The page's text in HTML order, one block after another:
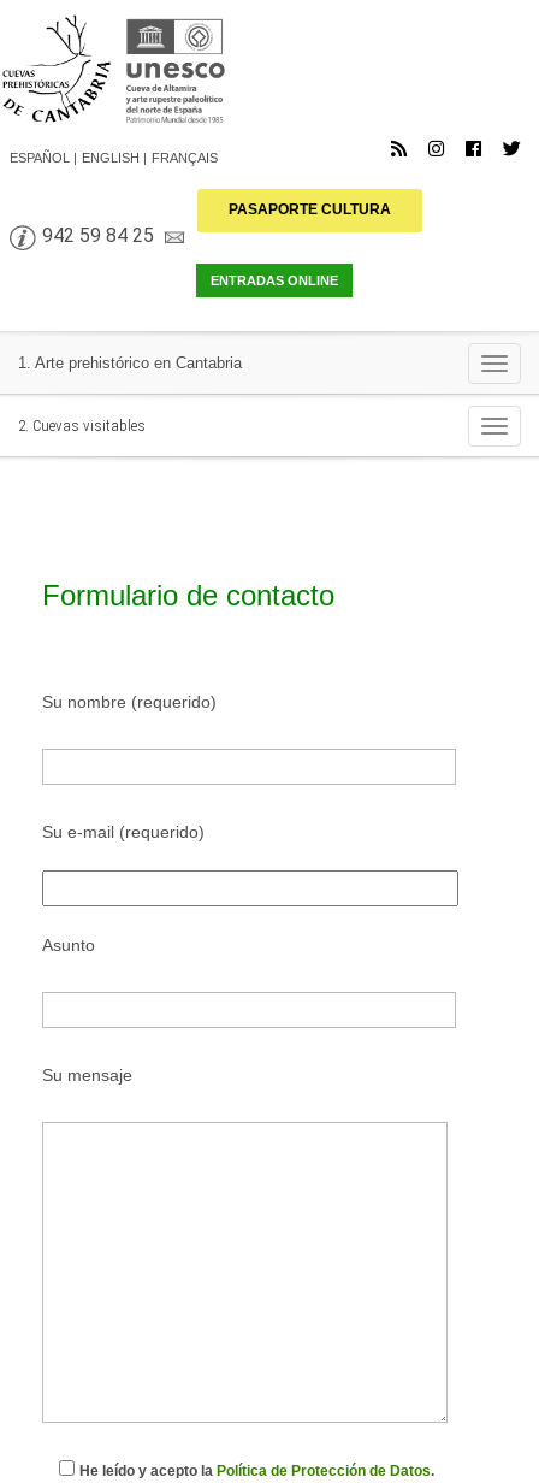
ESPAÑOL ENGLISH FRANÇAIS
942 59 84 25
PASAPORTE CULTURA
1. Arte prehistórico en Cantabria
2. Cuevas visitables
Formulario de contacto
Su nombre (requerido)
Su e-mail (requerido)
Asunto
Su mensaje
He leído y acepto la Política de Protección de Datos.